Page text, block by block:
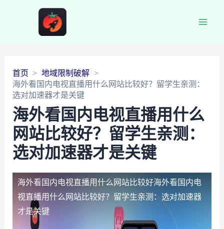
首页
地域限制破解
海外看国内电视直播用什么网站比较好？留学生亲测：
选对加速器才是关键
海外看国内电视直播用什么
网站比较好？留学生亲测：
选对加速器才是关键
海外看国内电视直播用什么网站比较好海外看国内电
视直播用什么网站比较好？留学生亲测：选对加速器
才是关键